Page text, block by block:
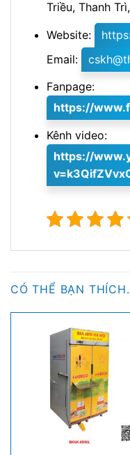
Triều, Thanh
Website:
Email:
Fanpage:
https://
Kênh video:
https://
CÓ THỂ BẠN